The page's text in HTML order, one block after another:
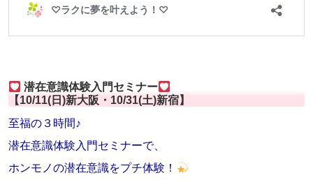
潜在意識体験入門セミナー
【10/11(日)新大阪・10/31(土)新宿】
至福の３時間♪
潜在意識体験入門セミナーで、
ホンモノの潜在意識をプチ体験！